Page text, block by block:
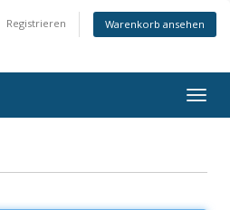
Registrieren Warenkorb ansehen